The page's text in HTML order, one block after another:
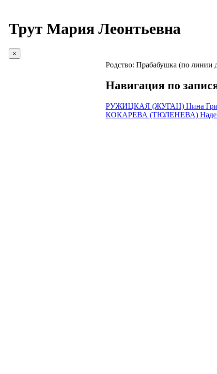
Трут Мария Леонтьевна
×
Родство: Прабабушка (по линии
Навигация по
РУЖИЦКАЯ (ЖУГАН) Нина
КОКАРЕВА (ТЮЛЕНЕВА)